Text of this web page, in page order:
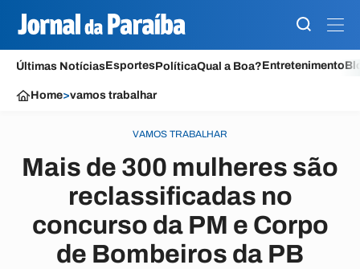
Últimas NotíciasEsportesPolíticaQual a Boa?Entretenimento
Home>vamos trabalhar
VAMOS TRABALHAR
Mais de 300 mulheres são
reclassificadas no
concurso da PM e Corpo
de Bombeiros da PB